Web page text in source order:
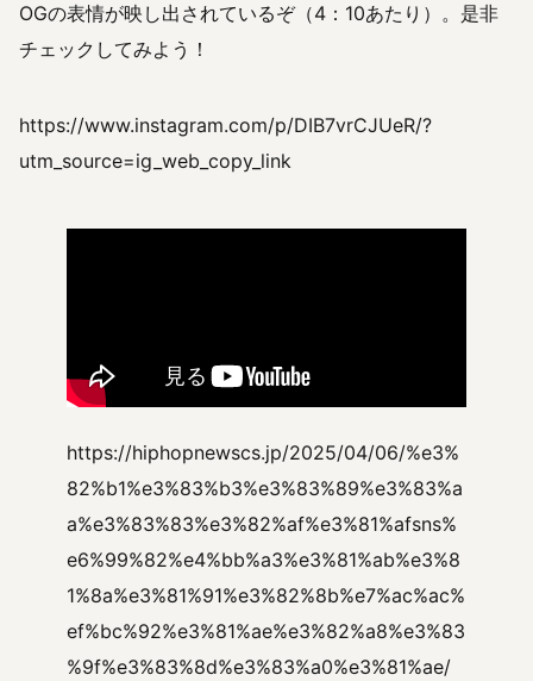
OGの表情が映し出されているぞ（4：10あたり）。是非
チェックしてみよう！
https://www.instagram.com/p/DIB7vrCJUeR/?
utm_source=ig_web_copy_link
https://hiphopnewscs.jp/2025/04/06/%e3%
82%b1%e3%83%b3%e3%83%89%e3%83%a
a%e3%83%83%e3%82%af%e3%81%afsns%
e6%99%82%e4%bb%a3%e3%81%ab%e3%8
1%8a%e3%81%91%e3%82%8b%e7%ac%ac%
ef%bc%92%e3%81%ae%e3%82%a8%e3%83
%9f%e3%83%8d%e3%83%a0%e3%81%ae/